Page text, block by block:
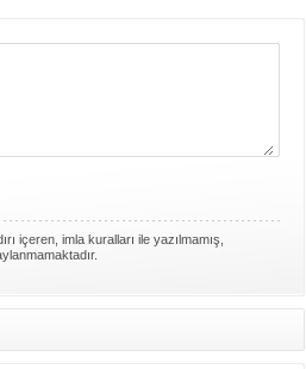
içeren, imla kuralları ile yazılmamış,